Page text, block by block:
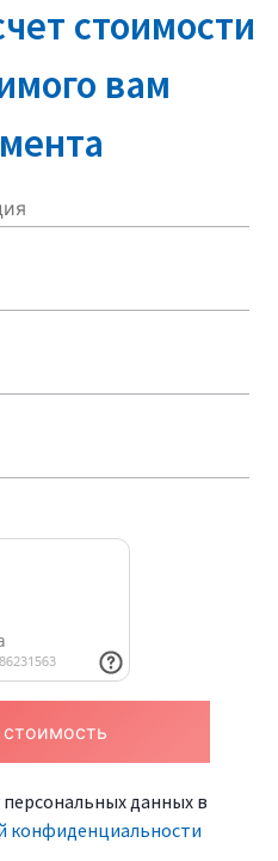
стоимости
вам
персональных данных в
конфиденциальности